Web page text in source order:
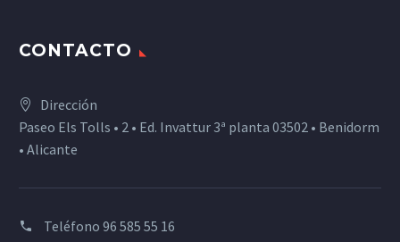
CONTACTO
Dirección
Paseo Els Tolls • 2 • Ed. Invattur 3ª planta 03502 • Benidorm
• Alicante
Teléfono 96 585 55 16